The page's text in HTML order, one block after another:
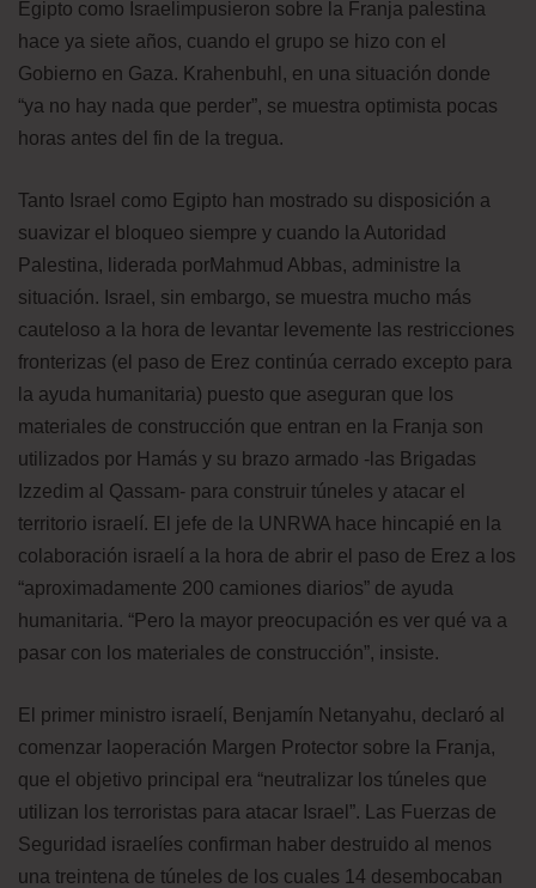
Egipto como Israelimpusieron sobre la Franja palestina
hace ya siete años, cuando el grupo se hizo con el
Gobierno en Gaza. Krahenbuhl, en una situación donde
“ya no hay nada que perder”, se muestra optimista pocas
horas antes del fin de la tregua.
Tanto Israel como Egipto han mostrado su disposición a
suavizar el bloqueo siempre y cuando la Autoridad
Palestina, liderada porMahmud Abbas, administre la
situación. Israel, sin embargo, se muestra mucho más
cauteloso a la hora de levantar levemente las restricciones
fronterizas (el paso de Erez continúa cerrado excepto para
la ayuda humanitaria) puesto que aseguran que los
materiales de construcción que entran en la Franja son
utilizados por Hamás y su brazo armado -las Brigadas
Izzedim al Qassam- para construir túneles y atacar el
territorio israelí. El jefe de la UNRWA hace hincapié en la
colaboración israelí a la hora de abrir el paso de Erez a los
“aproximadamente 200 camiones diarios” de ayuda
humanitaria. “Pero la mayor preocupación es ver qué va a
pasar con los materiales de construcción”, insiste.
El primer ministro israelí, Benjamín Netanyahu, declaró al
comenzar laoperación Margen Protector sobre la Franja,
que el objetivo principal era “neutralizar los túneles que
utilizan los terroristas para atacar Israel”. Las Fuerzas de
Seguridad israelíes confirman haber destruido al menos
una treintena de túneles de los cuales 14 desembocaban